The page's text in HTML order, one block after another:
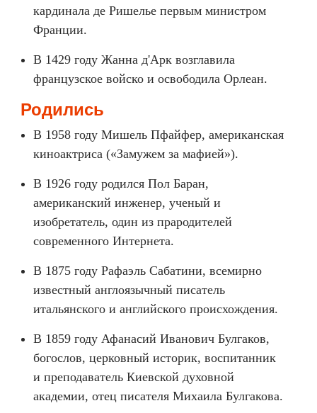
кардинала де Ришелье первым министром
Франции.
В 1429 году Жанна д'Арк возглавила
французское войско и освободила Орлеан.
Родились
В 1958 году Мишель Пфайфер, американская
киноактриса («Замужем за мафией»).
В 1926 году родился Пол Баран,
американский инженер, ученый и
изобретатель, один из прародителей
современного Интернета.
В 1875 году Рафаэль Сабатини, всемирно
известный англоязычный писатель
итальянского и английского происхождения.
В 1859 году Афанасий Иванович Булгаков,
богослов, церковный историк, воспитанник
и преподаватель Киевской духовной
академии, отец писателя Михаила Булгакова.